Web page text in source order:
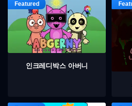
인크레디박스 아버니